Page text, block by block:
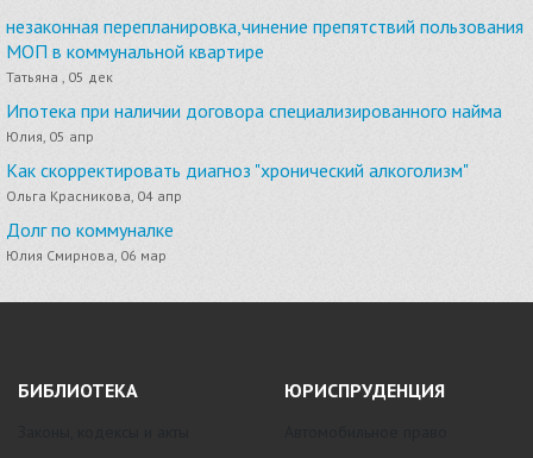
незаконная перепланировка,чинение препятствий пользования
МОП в коммунальной квартире
Татьяна , 05 дек
Ипотека при наличии договора специализированного найма
Юлия, 05 апр
Как скорректировать диагноз "хронический алкоголизм"
Ольга Красникова, 04 апр
Долг по коммуналке
Юлия Смирнова, 06 мар
БИБЛИОТЕКА ЮРИСПРУДЕНЦИЯ